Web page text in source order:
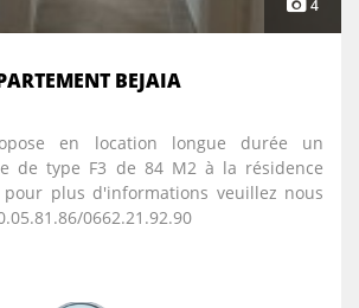
4
BEJAIA
en location longue durée un
de type F3 de 84 M2 à la résidence
plus d'informations veuillez nous
0662.21.92.90